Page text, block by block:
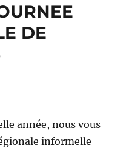
DE
année, nous vous
informelle